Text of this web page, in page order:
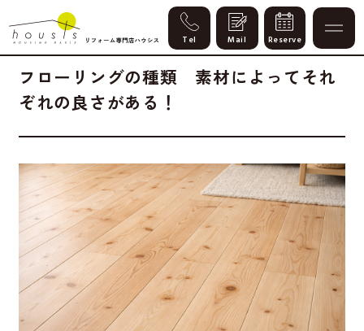
Column 2025.04.25 暮らし改善 専門知識
フローリングの種類 素材によってそれ
ぞれの良さがある！